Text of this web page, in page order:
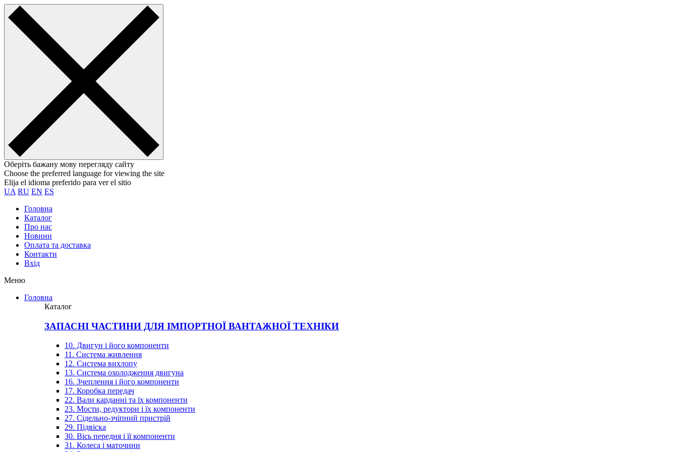
Оберіть бажану мову перегляду сайту
Choose the preferred language for viewing the site
Elija el idioma preferido para ver el sitio
UA RU EN ES
Головна
Каталог
Про нас
Новини
Оплата та доставка
Контакти
Вхiд
Меню
Головна
Каталог
ЗАПАСНІ ЧАСТИНИ ДЛЯ ІМПОРТНОЇ ВАНТАЖНОЇ ТЕХНІКИ
10. Двигун і його компоненти
11. Система живлення
12. Система вихлопу
13. Система охолодження двигуна
16. Зчеплення і його компоненти
17. Коробка передач
22. Вали карданні та їх компоненти
23. Мости, редуктори і їх компоненти
27. Сідельно-зчіпний пристрій
29. Підвіска
30. Вісь передня і її компоненти
31. Колеса і маточини